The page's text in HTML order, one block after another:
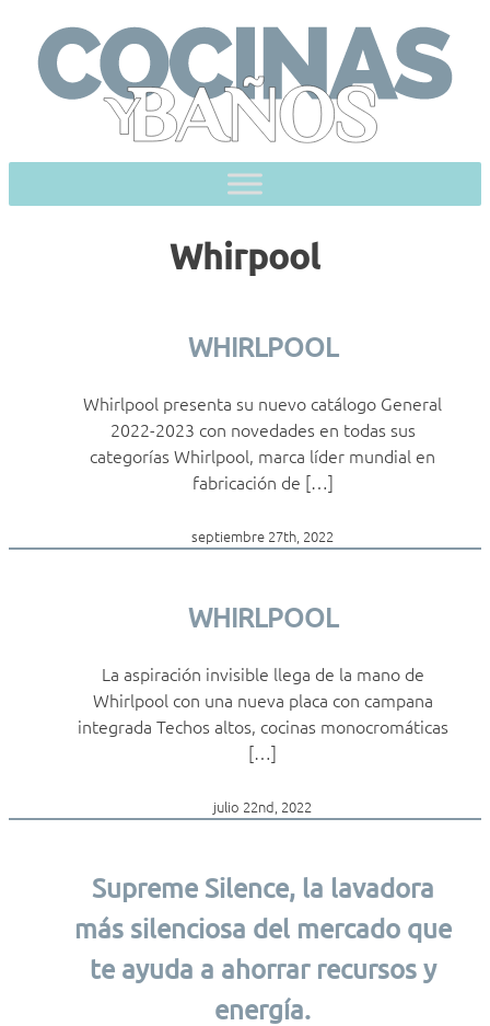
content
Whirpool
WHIRLPOOL
Whirlpool presenta su nuevo catálogo General
2022-2023 con novedades en todas sus
categorías Whirlpool, marca líder mundial en
fabricación de […]
septiembre 27th, 2022
WHIRLPOOL
La aspiración invisible llega de la mano de
Whirlpool con una nueva placa con campana
integrada Techos altos, cocinas monocromáticas
[…]
julio 22nd, 2022
Supreme Silence, la lavadora
más silenciosa del mercado que
te ayuda a ahorrar recursos y
energía.